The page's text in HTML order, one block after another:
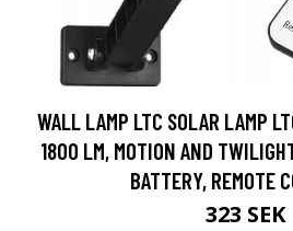
WALL LAMP LTC SOLAR LAMP
1800 LM, MOTION AND
BATTERY, REMOTE
323 SEK